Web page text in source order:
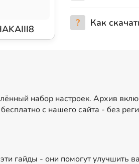
? Как
набор настроек. Архив
с нашего сайта - без
гайды - они помогут улучшить